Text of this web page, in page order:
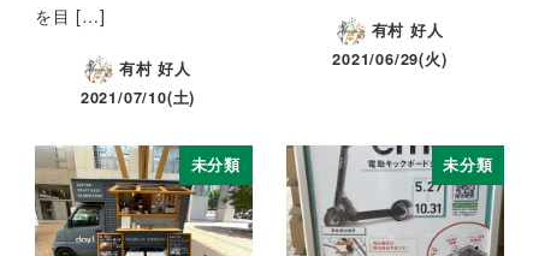
を目 […]
有村 好人
2021/07/10(土)
有村 好人
2021/06/29(火)
未分類 未分類